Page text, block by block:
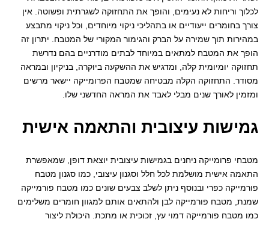
לכלוך וריחות לא נעימים, והופך את התחזוקה לשגרתית ופשוטה. אין
צורך בחומרים ייעודיים או בתהליכי ניקוי מיוחדים, וכל ניקוי מתבצע
במהירות תוך שמירה על הברק והגימור המקורי של המטבח. יתרון זה
הופך את המטבח למתאים במיוחד לבתים מודרניים בהם נדרשת
תחזוקה יומיומית קלה, ומדגיש את ההשקעה ביוקרה, בניקיון ובמראה
מסודר. התחזוקה הקלה מבטיחה שמטבח הפרומייקה יישאר מרשים
ומזמין לאורך שנים מבלי לאבד את המראה החדשני שלו.
גמישות עיצובית והתאמה אישית
מטבחי פרומייקה ניחנים בגמישות עיצובית יוצאת דופן, שמאפשרת
התאמה אישית מושלמת לכל חלל וסגנון עיצובי, כמו סגנון מטבח
פורמייקה כפרי ובנוסף ניתן לשלב צבעים שונים כמו מטבח פורמייקה
שמנת, מטבח פורמייקה לבן ולהתאים אותם למגוון חומרים משלימים
כמו מטבח פורמייקה דמוי עץ, זכוכית או מתכת. היכולת ליצור